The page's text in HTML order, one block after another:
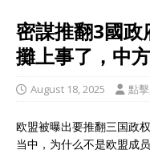
密謀推翻3國政
攤上事了，中
August 18, 2025 點
欧盟被曝出要推翻三国政
当中，为什么不是欧盟成